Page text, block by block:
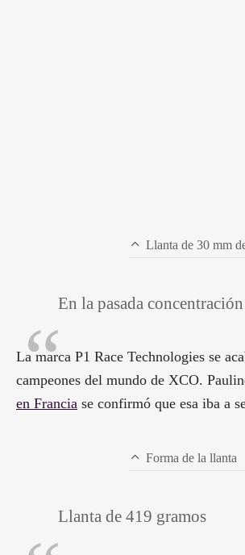
Llanta de 30 mm
En la pasada
La marca P1 Race Technologies se
campeones del mundo de XCO.
en Francia se confirmó que esa iba a
Forma de la llanta
Llanta de 419 gramos